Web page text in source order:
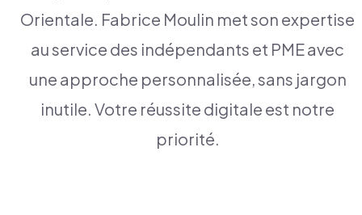
Orientale. Fabrice Moulin met son expertise
au service des indépendants et PME avec
une approche personnalisée, sans jargon
inutile. Votre réussite digitale est notre
priorité.